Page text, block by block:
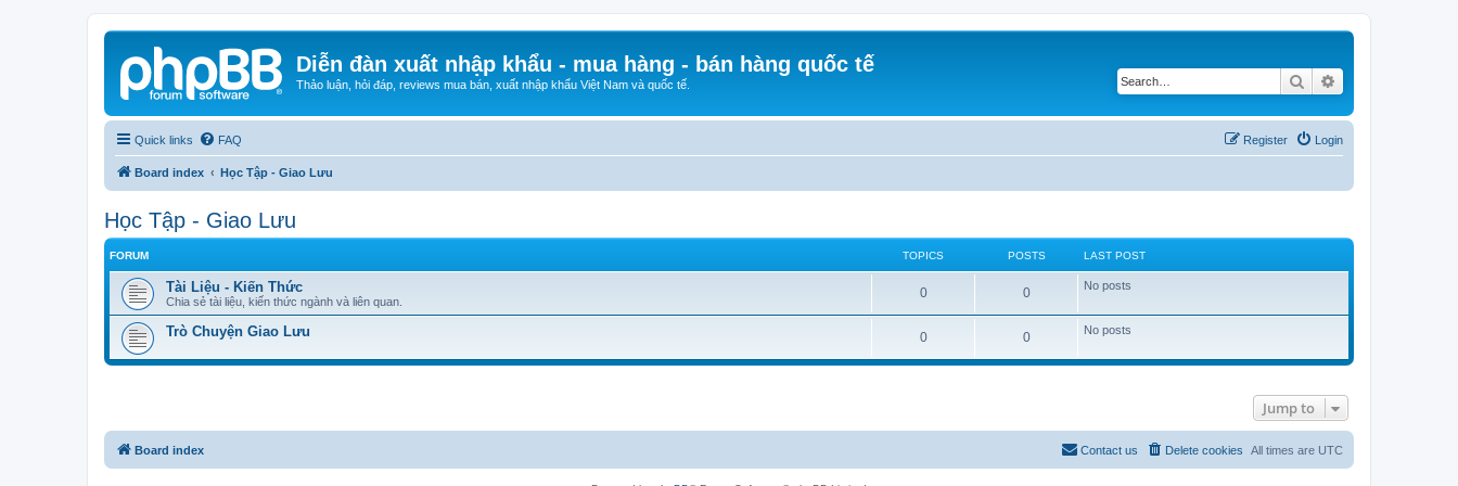
Diễn đàn xuất nhập khẩu - mua hàng - bán hàng quốc tế
Thảo luận, hỏi đáp, reviews mua bán, xuất nhập khẩu Việt Nam và quốc tế. Search
Quick links FAQ Login
Register
Board index Học Tập - Giao Lưu
Học Tập - Giao Lưu
FORUM TOPICS POSTS LAST POST
Tài Liệu - Kiến Thức
Chia sẻ tài liệu, kiến thức ngành và liên quan.
0 0 No posts
Trò Chuyện Giao Lưu 0 0 No posts
Jump to
Board index All times are UTC
Delete cookies
Contact us